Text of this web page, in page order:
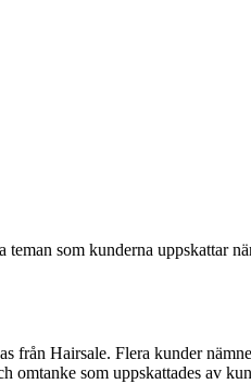
som kunderna uppskattar
Hairsale. Flera kunder
omtanke som uppskattades av